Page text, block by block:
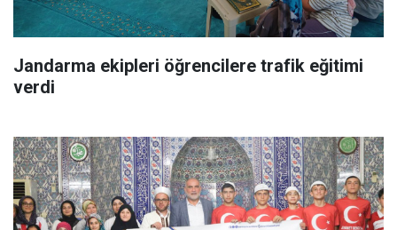
Jandarma ekipleri öğrencilere trafik eğitimi
verdi